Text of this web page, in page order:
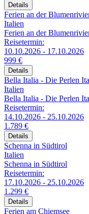
Details
Ferien an der
Italien
Ferien an der
Reisetermin:
10.10.2026 - 17.10.2026
999 €
Details
Bella Italia - Die Perlen
Italien
Bella Italia - Die Perlen
Reisetermin:
14.10.2026 - 25.10.2026
1.789 €
Details
Schenna in Südtirol
Italien
Schenna in Südtirol
Reisetermin:
17.10.2026 - 25.10.2026
1.299 €
Details
Ferien am Chiemsee